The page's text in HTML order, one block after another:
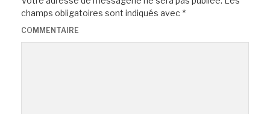
champs obligatoires sont indiqués avec *
COMMENTAIRE